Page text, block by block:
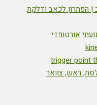
| הפתרון לכאב ודלקת
אורטופדי
ראש, צוואר